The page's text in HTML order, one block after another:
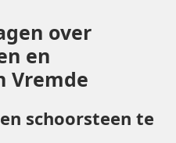
over
en
Vremde
schoorsteen te